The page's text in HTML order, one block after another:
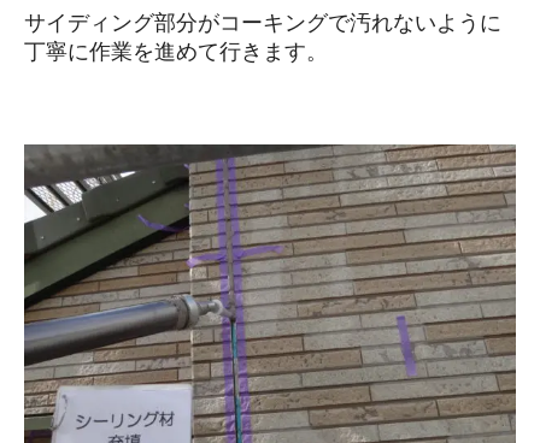
サイディング部分がコーキングで汚れないように
丁寧に作業を進めて行きます。